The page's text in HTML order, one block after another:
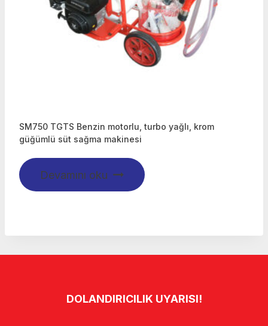
SM750 TGTS Benzin motorlu, turbo yağlı, krom
güğümlü süt sağma makinesi
Devamını oku
DOLANDIRICILIK UYARISI!